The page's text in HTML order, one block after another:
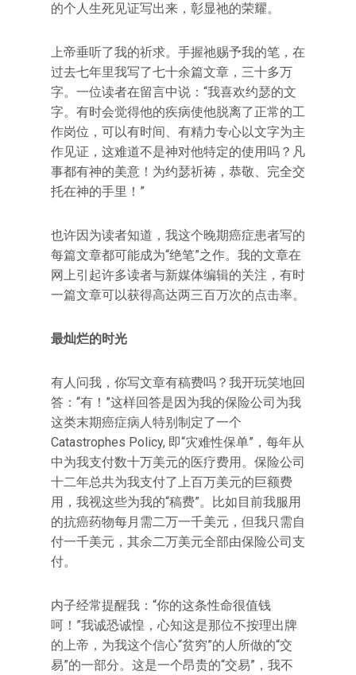
的个人生死见证写出来，彰显祂的荣耀。
上帝垂听了我的祈求。手握祂赐予我的笔，在
过去七年里我写了七十余篇文章，三十多万
字。一位读者在留言中说：“我喜欢约瑟的文
字。有时会觉得他的疾病使他脱离了正常的工
作岗位，可以有时间、有精力专心以文字为主
作见证，这难道不是神对他特定的使用吗？凡
事都有神的美意！为约瑟祈祷，恭敬、完全交
托在神的手里！”
也许因为读者知道，我这个晚期癌症患者写的
每篇文章都可能成为“绝笔”之作。我的文章在
网上引起许多读者与新媒体编辑的关注，有时
一篇文章可以获得高达两三百万次的点击率。
最灿烂的时光
有人问我，你写文章有稿费吗？我开玩笑地回
答：“有！”这样回答是因为我的保险公司为我
这类末期癌症病人特别制定了一个
Catastrophes Policy, 即“灾难性保单”，每年从
中为我支付数十万美元的医疗费用。保险公司
十二年总共为我支付了上百万美元的巨额费
用，我视这些为我的“稿费”。比如目前我服用
的抗癌药物每月需二万一千美元，但我只需自
付一千美元，其余二万美元全部由保险公司支
付。
内子经常提醒我：“你的这条性命很值钱
呵！”我诚恐诚惶，心知这是那位不按理出牌
的上帝，为我这个信心“贫穷”的人所做的“交
易”的一部分。这是一个昂贵的“交易”，我不